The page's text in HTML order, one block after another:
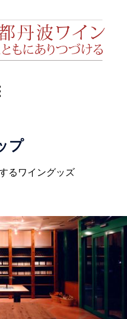
プ
るワイングッズ